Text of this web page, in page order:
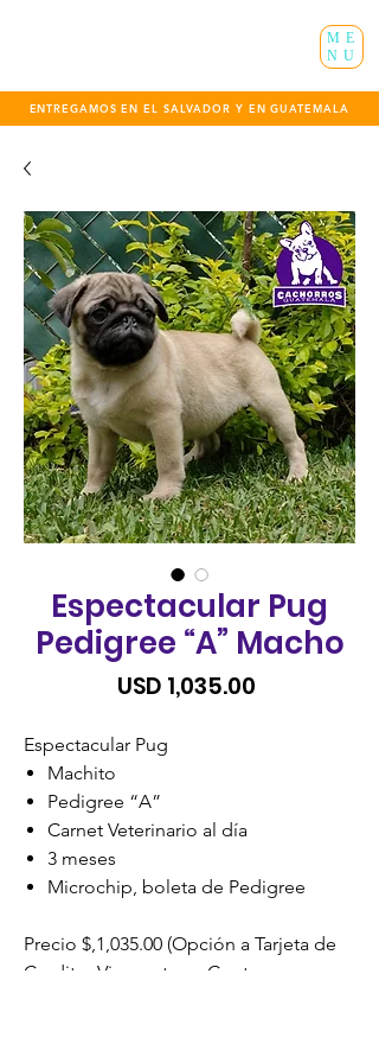
ENTREGAMOS EN EL SALVADOR Y EN GUATEMALA
ME
NU
Espectacular Pug
Pedigree “A” Macho
USD 1,035.00
Espectacular Pug
Machito
Pedigree “A”
Carnet Veterinario al día
3 meses
Microchip, boleta de Pedigree
Precio $,1,035.00 (Opción a Tarjeta de
Credito, Visacuotas o Cuotas